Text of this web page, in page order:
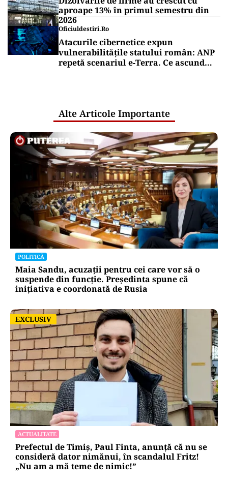
aproape 13% în primul semestru din
2026
Oficiuldestiri.ro
Atacurile cibernetice expun
vulnerabilitățile statului român: ANP
repetă scenariul e‑Terra. Ce ascund
Alte Articole Importante
POLITICĂ
Maia Sandu, acuzații pentru cei care vor să o
suspende din funcție. Președinta spune că
inițiativa e coordonată de Rusia
EXCLUSIV
EXCLUSIV
ACTUALITATE
Prefectul de Timiș, Paul Finta, anunță că nu se
consideră dator nimănui, în scandalul Fritz!
„Nu am a mă teme de nimic!”